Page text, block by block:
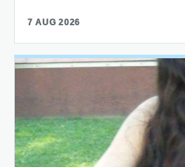
7 AUG 2026